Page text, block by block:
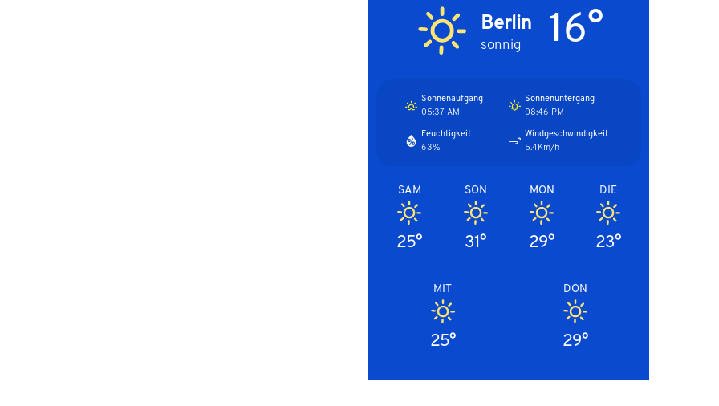
Berlin
sonnig 16°
Sonnenaufgang
05:37 AM
Sonnenuntergang
08:46 PM
Feuchtigkeit
63%
Windgeschwindigkeit
5.4Km/h
SAM
25°
SON
31°
MON
29°
DIE
23°
MIT
25°
DON
29°